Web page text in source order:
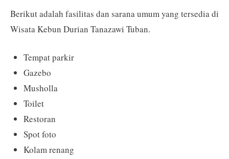
Berikut adalah fasilitas dan sarana umum yang tersedia di
Wisata Kebun Durian Tanazawi Tuban.
Tempat parkir
Gazebo
Musholla
Toilet
Restoran
Spot foto
Kolam renang